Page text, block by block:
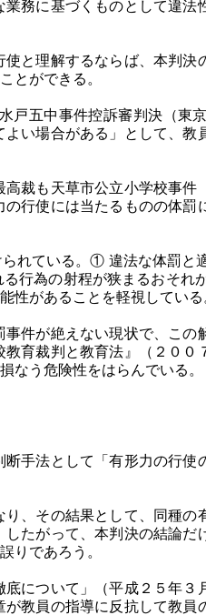
務に基づくものとして違
と理解するならば、本判
とができる。
五中事件控訴審判決（東
い場合がある」として、
裁も天草市公立小学校事
行使には当たるものの体
れている。① 違法な体罰
行為の射程が狭まるおそ
性があることを軽視している
件が絶えない現状で、こ
育裁判と教育法』（２０
なう危険性をはらんでいる。
手法として「有形力の行
、その結果として、同種
たがって、本判決の結論
りであろう。
について」（平成２５年
教員の指導に反抗して教員